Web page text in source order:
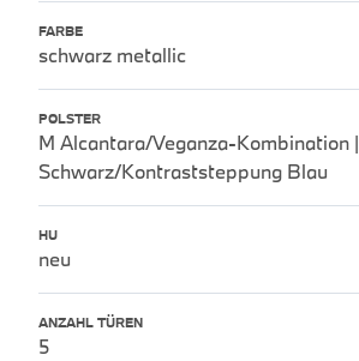
FARBE
schwarz metallic
POLSTER
M Alcantara/Veganza-Kombination |
Schwarz/Kontraststeppung Blau
HU
neu
ANZAHL TÜREN
5